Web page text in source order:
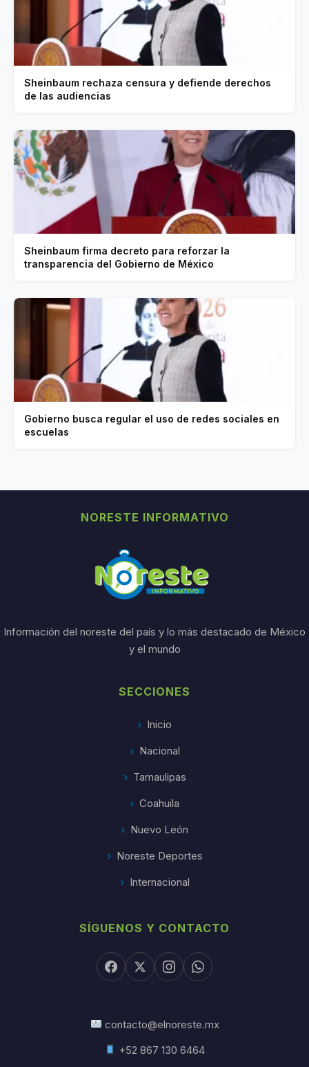
Sheinbaum rechaza censura y defiende derechos
de las audiencias
Sheinbaum firma decreto para reforzar la
transparencia del Gobierno de México
Gobierno busca regular el uso de redes sociales en
escuelas
NORESTE INFORMATIVO
Información del noreste del país y lo más destacado de México
y el mundo
SECCIONES
Inicio
Nacional
Tamaulipas
Coahuila
Nuevo León
Noreste Deportes
Internacional
SÍGUENOS Y CONTACTO
contacto@elnoreste.mx
+52 867 130 6464